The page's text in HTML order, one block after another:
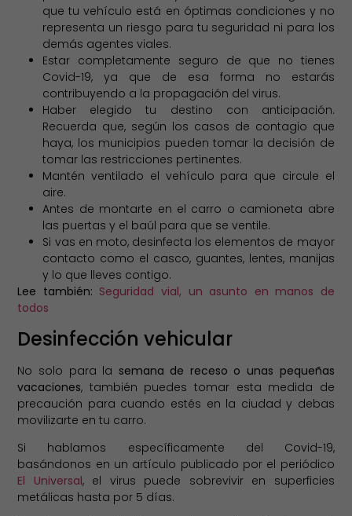
que tu vehículo está en óptimas condiciones y no
representa un riesgo para tu seguridad ni para los
demás agentes viales.
Estar completamente seguro de que no tienes
Covid-19, ya que de esa forma no estarás
contribuyendo a la propagación del virus.
Haber elegido tu destino con anticipación.
Recuerda que, según los casos de contagio que
haya, los municipios pueden tomar la decisión de
tomar las restricciones pertinentes.
Mantén ventilado el vehículo para que circule el
aire.
Antes de montarte en el carro o camioneta abre
las puertas y el baúl para que se ventile.
Si vas en moto, desinfecta los elementos de mayor
contacto como el casco, guantes, lentes, manijas
y lo que lleves contigo.
Lee también: Seguridad vial, un asunto en manos de
todos
Desinfección vehicular
No solo para la semana de receso o unas pequeñas
vacaciones, también puedes tomar esta medida de
precaución para cuando estés en la ciudad y debas
movilizarte en tu carro.
Si hablamos específicamente del Covid-19,
basándonos en un artículo publicado por el periódico
El Universal, el virus puede sobrevivir en superficies
metálicas hasta por 5 días.